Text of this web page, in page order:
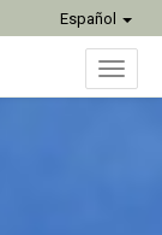
Español